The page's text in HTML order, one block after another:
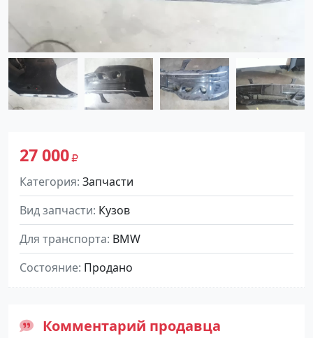
27 000
Категория Запчасти
Вид запчасти Кузов
Для транспорта BMW
Состояние Продано
Комментарий продавца